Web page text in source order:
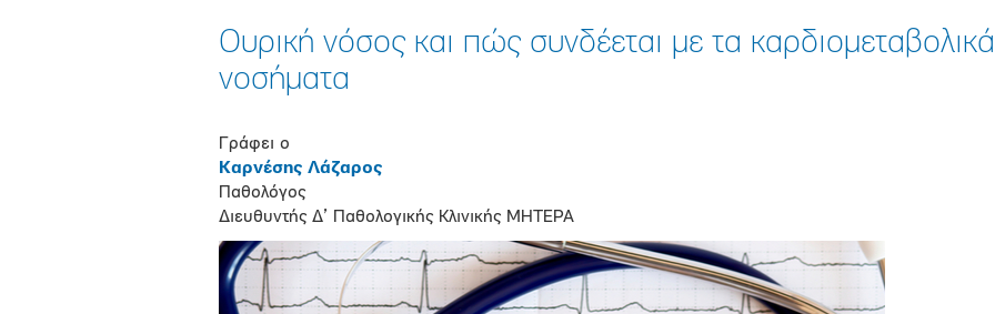
Ουρική νόσος και πώς συνδέεται με τα καρδιομεταβολικά
νοσήματα
Γράφει ο
Καρνέσης Λάζαρος
Παθολόγος
Διευθυντής Δ’ Παθολογικής Κλινικής ΜΗΤΕΡΑ